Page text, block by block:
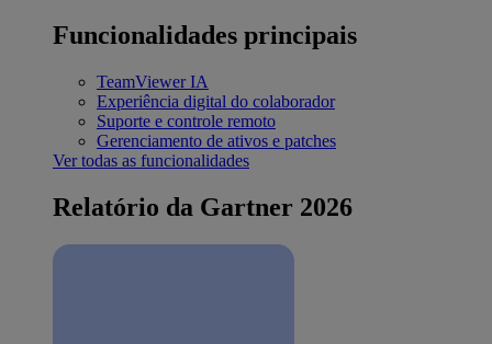
Funcionalidades principais
TeamViewer IA
Experiência digital do colaborador
Suporte e controle remoto
Gerenciamento de ativos e patches
Ver todas as funcionalidades
Relatório da Gartner 2026